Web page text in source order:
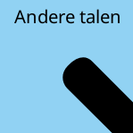
Andere talen